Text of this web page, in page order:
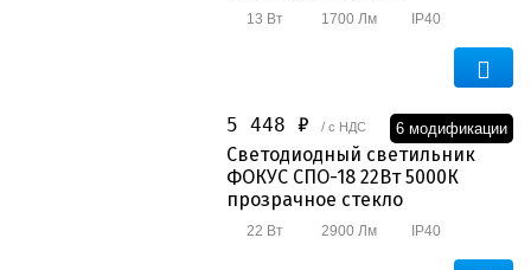
13 Вт 1700 Лм IP40
6 модификации
Светодиодный светильник
ФОКУС СПО-18 22Вт 5000К
прозрачное стекло
22 Вт 2900 Лм IP40
5 448 ₽ / с НДС